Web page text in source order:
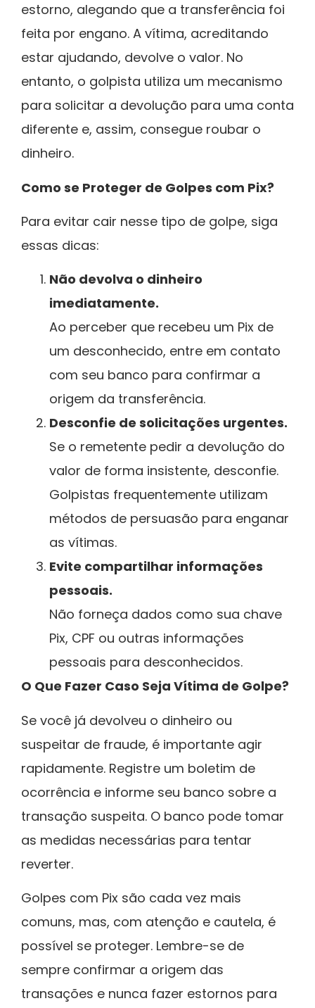
estorno, alegando que a transferência foi
feita por engano. A vítima, acreditando
estar ajudando, devolve o valor. No
entanto, o golpista utiliza um mecanismo
para solicitar a devolução para uma conta
diferente e, assim, consegue roubar o
dinheiro.
Como se Proteger de Golpes com Pix?
Para evitar cair nesse tipo de golpe, siga
essas dicas:
Não devolva o dinheiro
imediatamente.
Ao perceber que recebeu um Pix de
um desconhecido, entre em contato
com seu banco para confirmar a
origem da transferência.
Desconfie de solicitações urgentes.
Se o remetente pedir a devolução do
valor de forma insistente, desconfie.
Golpistas frequentemente utilizam
métodos de persuasão para enganar
as vítimas.
Evite compartilhar informações
pessoais.
Não forneça dados como sua chave
Pix, CPF ou outras informações
pessoais para desconhecidos.
O Que Fazer Caso Seja Vítima de Golpe?
Se você já devolveu o dinheiro ou
suspeitar de fraude, é importante agir
rapidamente. Registre um boletim de
ocorrência e informe seu banco sobre a
transação suspeita. O banco pode tomar
as medidas necessárias para tentar
reverter.
Golpes com Pix são cada vez mais
comuns, mas, com atenção e cautela, é
possível se proteger. Lembre-se de
sempre confirmar a origem das
transações e nunca fazer estornos para